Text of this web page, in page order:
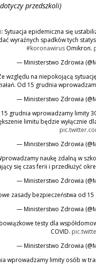
przedszkoli)
: Sytuacja epidemiczna się
wyraźnych spadków tych
#koronawirusOmikron.
— Ministerstwo Zdrowia
względu na niepokojącą
Od 15 grudnia
— Ministerstwo Zdrowia
15 grudnia wprowadzamy limity
limitu będzie wyłącznie
— Ministerstwo Zdrowia
naukę zdalną w
się czas ferii i przedłużyć
— Ministerstwo Zdrowia
zasady bezpieczeństwa od 15
— Ministerstwo Zdrowia
testy dla
COVID.
— Ministerstwo Zdrowia
wprowadzamy limity osób w